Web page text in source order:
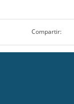
Compartir: